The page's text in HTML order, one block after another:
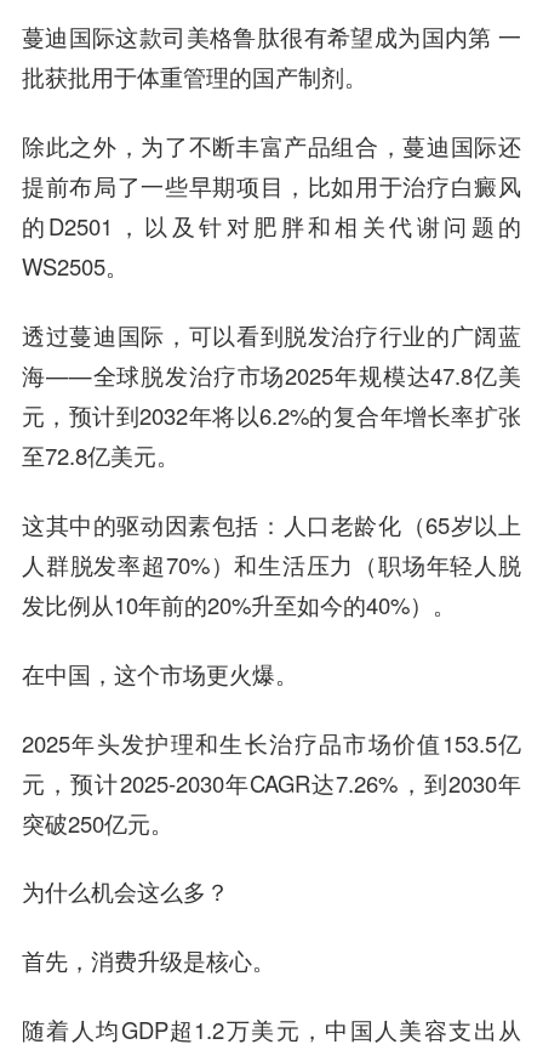
蔓迪国际这款司美格鲁肽很有希望成为国内第 一
批获批用于体重管理的国产制剂。
除此之外，为了不断丰富产品组合，蔓迪国际还
提前布局了一些早期项目，比如用于治疗白癜风
的D2501，以及针对肥胖和相关代谢问题的
WS2505。
透过蔓迪国际，可以看到脱发治疗行业的广阔蓝
海——全球脱发治疗市场2025年规模达47.8亿美
元，预计到2032年将以6.2%的复合年增长率扩张
至72.8亿美元。
这其中的驱动因素包括：人口老龄化（65岁以上
人群脱发率超70%）和生活压力（职场年轻人脱
发比例从10年前的20%升至如今的40%）。
在中国，这个市场更火爆。
2025年头发护理和生长治疗品市场价值153.5亿
元，预计2025-2030年CAGR达7.26%，到2030年
突破250亿元。
为什么机会这么多？
首先，消费升级是核心。
随着人均GDP超1.2万美元，中国人美容支出从